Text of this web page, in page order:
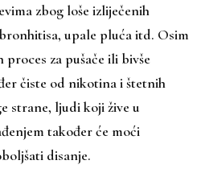
zbog loše izliječenih
upale pluća itd. Osim
za pušače ili bivše
čiste od nikotina i štetnih
strane, ljudi koji žive u
također će moći
disanje.